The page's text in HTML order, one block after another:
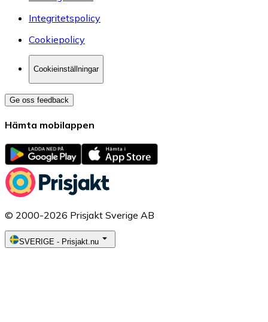
Integritetspolicy
Cookiepolicy
Cookieinställningar
Ge oss feedback
Hämta mobilappen
© 2000-2026 Prisjakt Sverige AB
SVERIGE - Prisjakt.nu